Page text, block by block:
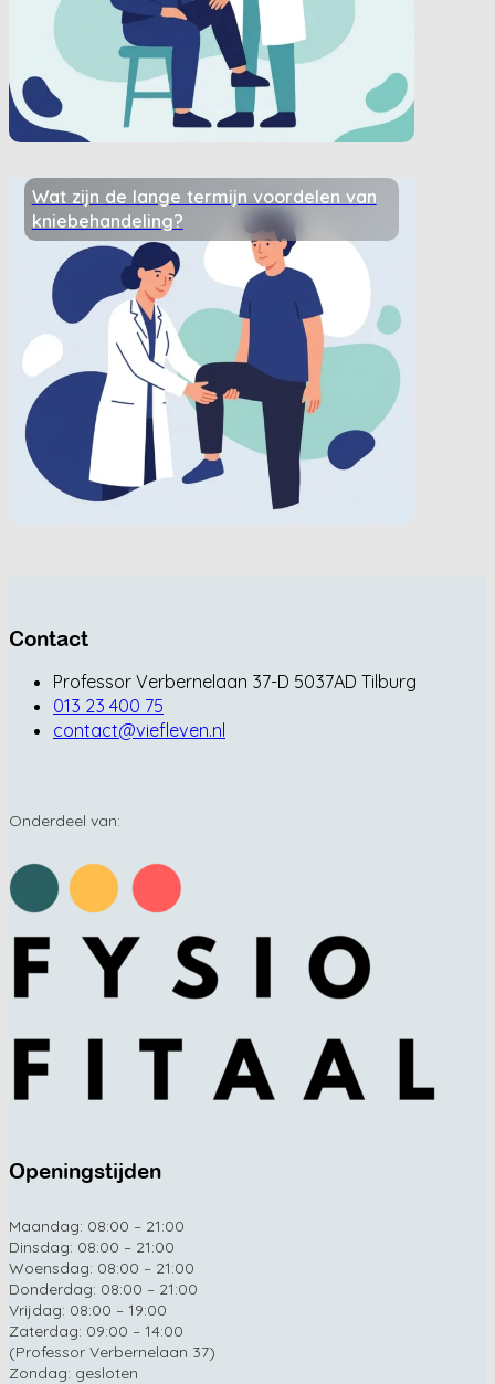
Wat zijn de lange termijn voordelen van
kniebehandeling?
Contact
Professor Verbernelaan 37-D 5037AD Tilburg
013 23 400 75
contact@viefleven.nl
Onderdeel van:
Openingstijden
Maandag: 08:00 – 21:00
Dinsdag: 08:00 – 21:00
Woensdag: 08:00 – 21:00
Donderdag: 08:00 – 21:00
Vrijdag: 08:00 – 19:00
Zaterdag: 09:00 – 14:00
(Professor Verbernelaan 37)
Zondag: gesloten